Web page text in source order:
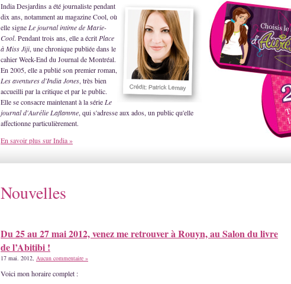
India Desjardins a été journaliste pendant
dix ans, notamment au magazine Cool, où
elle signe Le journal intime de Marie-
Cool. Pendant trois ans, elle a écrit Place
à Miss Jiji, une chronique publiée dans le
cahier Week-End du Journal de Montréal.
En 2005, elle a publié son premier roman,
Les aventures d'India Jones, très bien
accueilli par la critique et par le public.
Elle se consacre maintenant à la série Le
journal d'Aurélie Laflamme, qui s'adresse aux ados, un public qu'elle
affectionne particulièrement.
En savoir plus sur India »
Nouvelles
Du 25 au 27 mai 2012, venez me retrouver à Rouyn, au Salon du livre
de l’Abitibi !
17 mai. 2012, Aucun commentaire »
Voici mon horaire complet :